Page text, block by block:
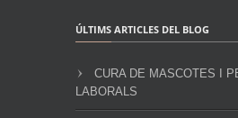
ÚLTIMS ARTICLES DEL BLOG
CURA DE MASCOTES I
LABORALS